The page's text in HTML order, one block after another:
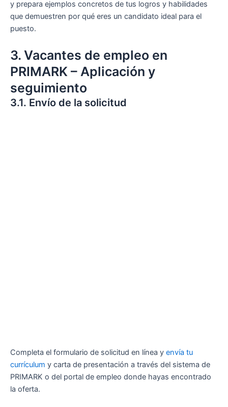
y prepara ejemplos concretos de tus logros y habilidades
que demuestren por qué eres un candidato ideal para el
puesto.
3. Vacantes de empleo en
PRIMARK – Aplicación y
seguimiento
3.1. Envío de la solicitud
Completa el formulario de solicitud en línea y envía tu
currículum y carta de presentación a través del sistema de
PRIMARK o del portal de empleo donde hayas encontrado
la oferta.